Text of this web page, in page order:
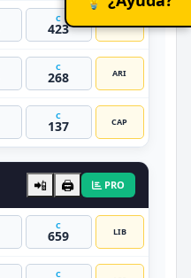
C
423 TAU
C
268 ARI
C
137 CAP
📲 🖨️ PRO
C
659 LIB
C